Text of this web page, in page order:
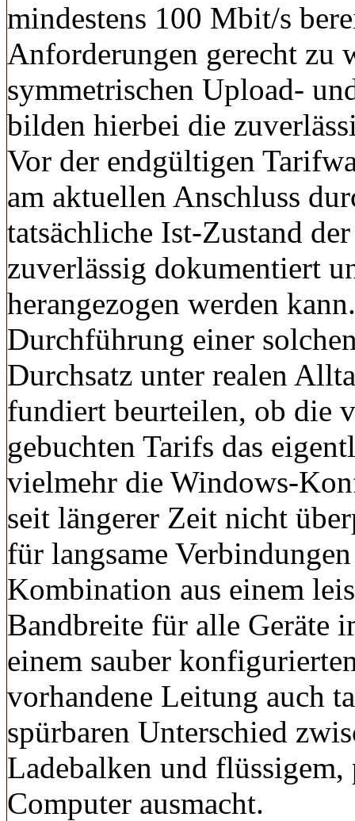
mindestens 100 Mbit/s
Anforderungen gerecht zu
symmetrischen Upload-
bilden hierbei die
Vor der endgültigen
am aktuellen Anschluss
tatsächliche Ist-Zustand
zuverlässig dokumentiert
herangezogen werden
Durchführung einer
Durchsatz unter realen
fundiert beurteilen, ob die
gebuchten Tarifs das
vielmehr die Windows-
seit längerer Zeit nicht
für langsame
Kombination aus einem
Bandbreite für alle Geräte
einem sauber
vorhandene Leitung auch
spürbaren Unterschied
Ladebalken und
Computer ausmacht.